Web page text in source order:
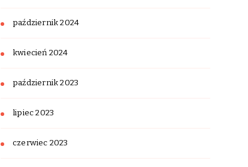
październik 2024
kwiecień 2024
październik 2023
lipiec 2023
czerwiec 2023